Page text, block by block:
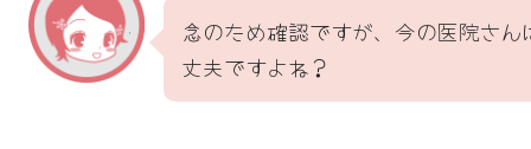
念のため確認ですが、今の医院さん
丈夫ですよね？